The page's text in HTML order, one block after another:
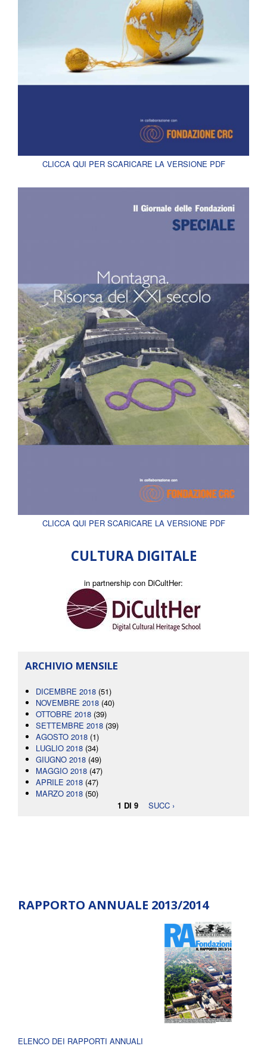
CLICCA QUI PER SCARICARE LA VERSIONE PDF
CLICCA QUI PER SCARICARE LA VERSIONE PDF
CULTURA DIGITALE
in partnership con DiCultHer:
ARCHIVIO MENSILE
DICEMBRE 2018 (51)
NOVEMBRE 2018 (40)
OTTOBRE 2018 (39)
SETTEMBRE 2018 (39)
AGOSTO 2018 (1)
LUGLIO 2018 (34)
GIUGNO 2018 (49)
MAGGIO 2018 (47)
APRILE 2018 (47)
MARZO 2018 (50)
1 DI 9
SUCC ›
RAPPORTO ANNUALE 2013/2014
ELENCO DEI RAPPORTI ANNUALI